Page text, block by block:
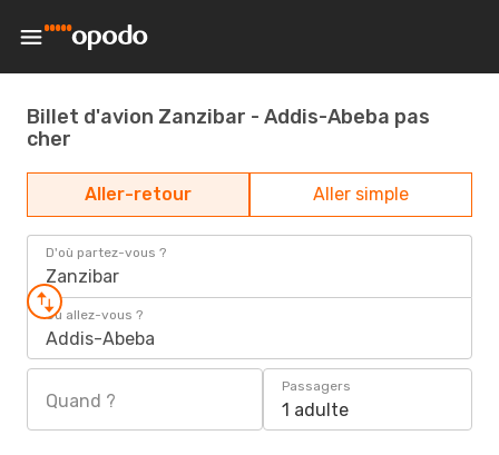
Billet d'avion Zanzibar - Addis-Abeba pas
cher
Aller-retour Aller simple
D'où partez-vous ?
Zanzibar
Où allez-vous ?
Addis-Abeba
Quand ?
Passagers
1 adulte